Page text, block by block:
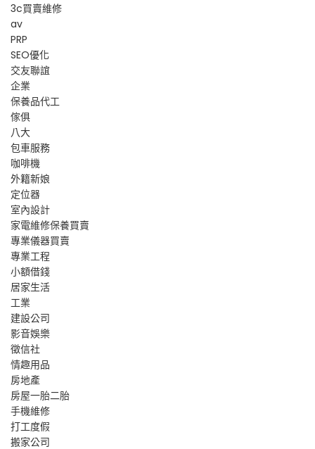
3c買賣維修
av
PRP
SEO優化
交友聯誼
企業
保養品代工
傢俱
八大
包車服務
咖啡機
外籍新娘
定位器
室內設計
家電維修保養買賣
專業儀器買賣
專業工程
小額借錢
居家生活
工業
建設公司
影音娛樂
徵信社
情趣用品
房地產
房屋一胎二胎
手機維修
打工度假
搬家公司